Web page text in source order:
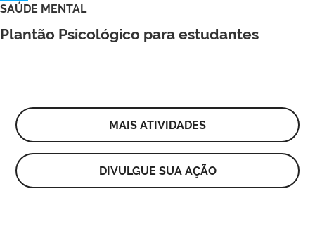
SAÚDE MENTAL
Plantão Psicológico para estudantes
MAIS ATIVIDADES
DIVULGUE SUA AÇÃO